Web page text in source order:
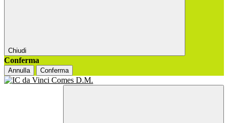
Chiudi
Conferma
Annulla Conferma